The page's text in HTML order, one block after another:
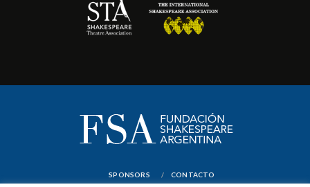
SPONSORS CONTACTO